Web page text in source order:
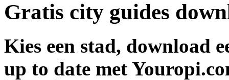
Gratis city guides
Kies een stad, download
up to date met